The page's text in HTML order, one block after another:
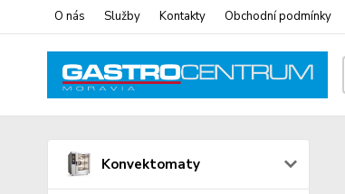
O nás Služby Kontakty Obchodní podmínky
Konvektomaty